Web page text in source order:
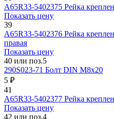
А65R33-5402375 Рейка
Показать цену
39
А65R33-5402376 Рейка
правая
Показать цену
40 или поз.5
290S023-71 Болт DIN М8х20
5 ₽
41
А65R33-5402377 Рейка
Показать цену
42 или поз.4